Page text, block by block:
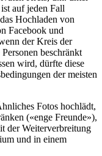
auf jeden Fall
Hochladen von
Facebook und
der Kreis der
beschränkt
wird, dürfte diese
der meisten
Fotos hochlädt,
(«enge Freunde»),
der Weiterverbreitung
und in einem